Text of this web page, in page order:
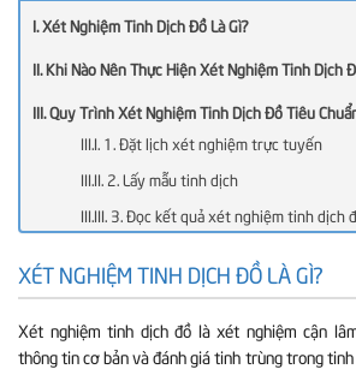
Xét Nghiệm Tinh Dịch Đồ Là Gì?
Khi Nào Nên Thực Hiện Xét Nghiệm Tinh Dịch
Quy Trình Xét Nghiệm Tinh Dịch Đồ Tiêu
1. Đặt lịch xét nghiệm trực tuyến
2. Lấy mẫu tinh dịch
3. Đọc kết quả xét nghiệm tinh dịch
Chi Phí Xét Nghiệm Tinh Dịch Đồ Hết Bao Nhiêu
Gợi Ý Địa Chỉ Xét Nghiệm Tinh Dịch Đồ Chuẩn
XÉT NGHIỆM TINH DỊCH ĐỒ LÀ GÌ?
Xét nghiệm tinh dịch đồ là xét nghiệm cận
thông tin cơ bản và đánh giá tinh trùng trong